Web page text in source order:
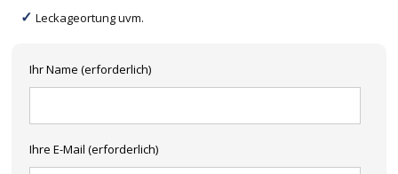
Leckageortung uvm.
Ihr Name (erforderlich)
Ihre E-Mail (erforderlich)